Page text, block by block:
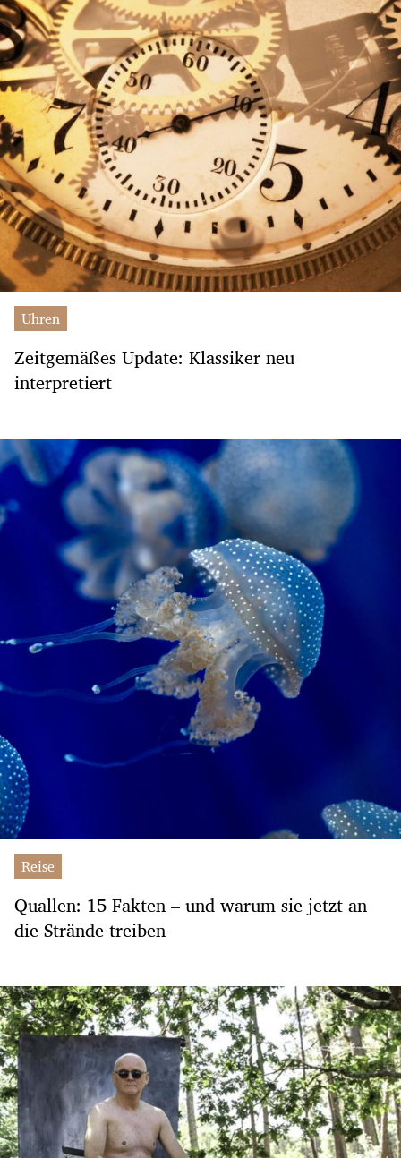
Uhren
Zeitgemäßes Update: Klassiker neu
interpretiert
Reise
Quallen: 15 Fakten – und warum sie jetzt an
die Strände treiben